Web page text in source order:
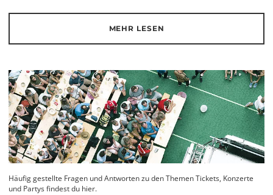
MEHR LESEN
Häufig gestellte Fragen und Antworten zu den Themen Tickets, Konzerte
und Partys findest du hier.